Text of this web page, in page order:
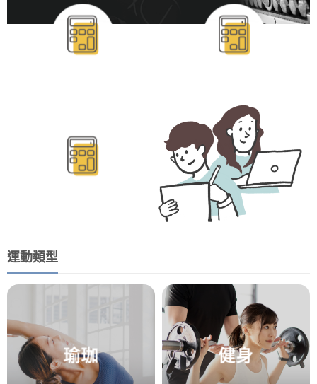
運動類型
瑜珈 健身